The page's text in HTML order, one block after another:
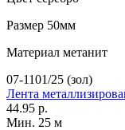
Размер 50мм
Материал метанит
07-1101/25 (зол)
Лента
44.95 р.
Мин. 25 м